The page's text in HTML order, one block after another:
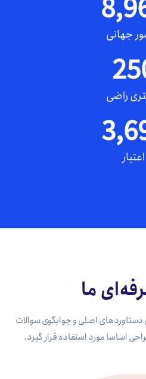
جهانی
راضی
اعتبار
ما
دستاوردهای اصلی و جوابگوی سوالات
اساسا مورد استفاده قرار گیرد.